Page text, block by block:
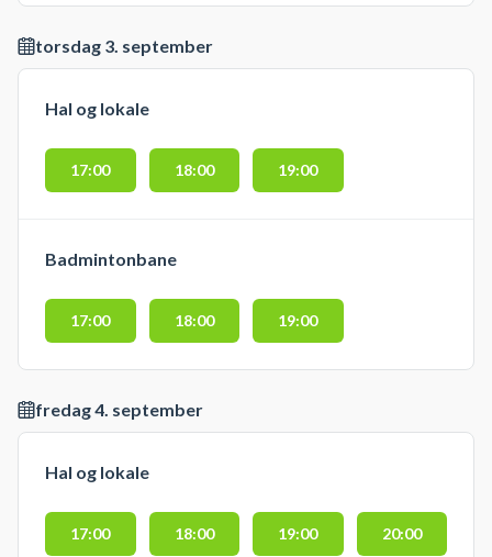
torsdag 3. september
Hal og lokale
17:00 18:00 19:00
Badmintonbane
17:00 18:00 19:00
fredag 4. september
Hal og lokale
17:00 18:00 19:00 20:00